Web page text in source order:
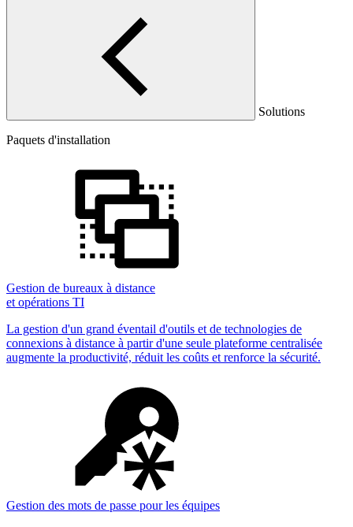
Solutions
Paquets d'installation
Gestion de bureaux à distance
et opérations TI
La gestion d'un grand éventail d'outils et de technologies de
connexions à distance à partir d'une seule plateforme centralisée
augmente la productivité, réduit les coûts et renforce la sécurité.
Gestion des mots de passe pour les équipes